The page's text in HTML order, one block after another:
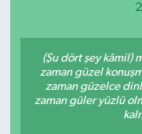
(Şu dört şey kâmil)
zaman güzel
zaman güzelce
zaman güler yüzlü